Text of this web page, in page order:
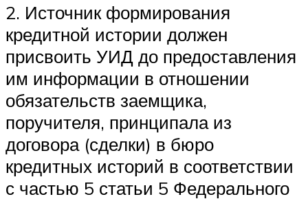
2. Источник формирования
кредитной истории должен
присвоить УИД до предоставления
им информации в отношении
обязательств заемщика,
поручителя, принципала из
договора (сделки) в бюро
кредитных историй в соответствии
с частью 5 статьи 5 Федерального